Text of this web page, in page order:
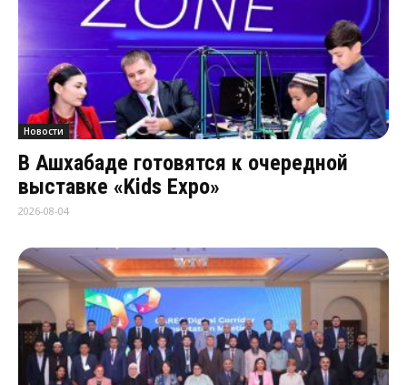
Новости
В Ашхабаде готовятся к очередной
выставке «Kids Expo»
2026-08-04